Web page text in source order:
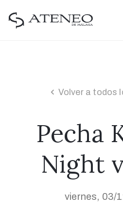
Volver a todos
Pecha
Night
viernes, 03/